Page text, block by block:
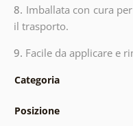
8. Imballata con cura
il trasporto.
9. Facile da applicare e
Categoria
Posizione